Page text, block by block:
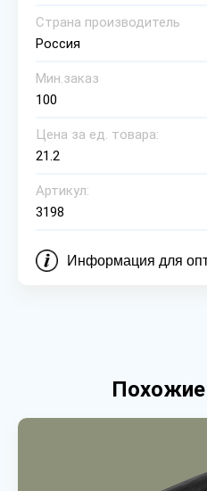
Страна производитель
Россия
Мин.заказ
100
Цена за ед. товара:
21.2
Артикул:
3198
Информация для